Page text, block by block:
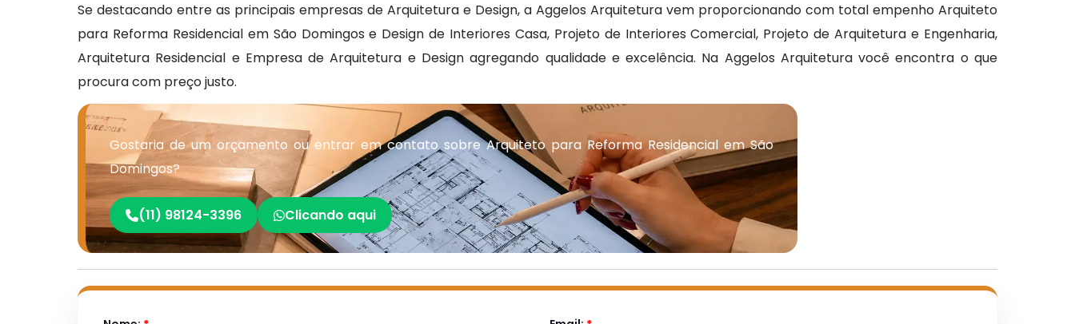
Se destacando entre as principais empresas de Arquitetura e Design, a Aggelos Arquitetura vem proporcionando com total empenho Arquiteto
para Reforma Residencial em São Domingos e Design de Interiores Casa, Projeto de Interiores Comercial, Projeto de Arquitetura e Engenharia,
Arquitetura Residencial e Empresa de Arquitetura e Design agregando qualidade e excelência. Na Aggelos Arquitetura você encontra o que
procura com preço justo.
Gostaria de um orçamento ou entrar em contato sobre Arquiteto para Reforma Residencial em São
Domingos?
(11) 98124-3396 Clicando aqui